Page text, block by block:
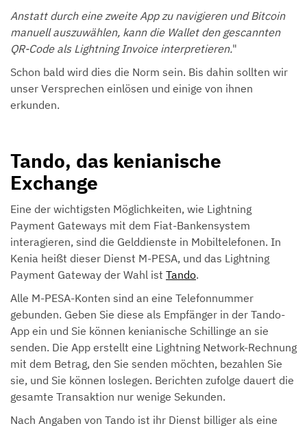
Anstatt durch eine zweite App zu navigieren und Bitcoin
manuell auszuwählen, kann die Wallet den gescannten
QR-Code als Lightning Invoice interpretieren."
Schon bald wird dies die Norm sein. Bis dahin sollten wir
unser Versprechen einlösen und einige von ihnen
erkunden.
Tando, das kenianische
Exchange
Eine der wichtigsten Möglichkeiten, wie Lightning
Payment Gateways mit dem Fiat-Bankensystem
interagieren, sind die Gelddienste in Mobiltelefonen. In
Kenia heißt dieser Dienst M-PESA, und das Lightning
Payment Gateway der Wahl ist Tando.
Alle M-PESA-Konten sind an eine Telefonnummer
gebunden. Geben Sie diese als Empfänger in der Tando-
App ein und Sie können kenianische Schillinge an sie
senden. Die App erstellt eine Lightning Network-Rechnung
mit dem Betrag, den Sie senden möchten, bezahlen Sie
sie, und Sie können loslegen. Berichten zufolge dauert die
gesamte Transaktion nur wenige Sekunden.
Nach Angaben von Tando ist ihr Dienst billiger als eine